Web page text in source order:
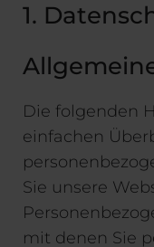
1.
Die folgenden
einfachen
Sie unsere
mit denen Sie